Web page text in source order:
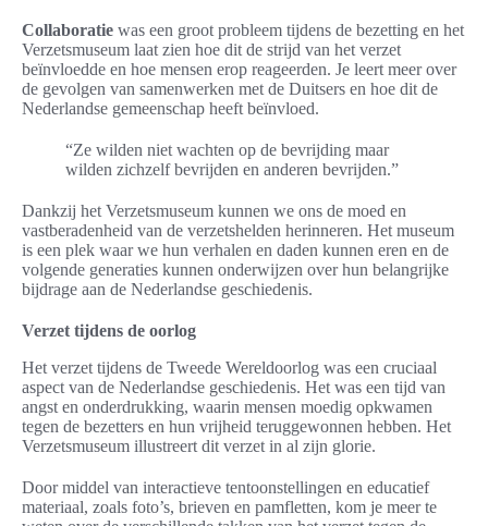
Collaboratie was een groot probleem tijdens de bezetting en het
Verzetsmuseum laat zien hoe dit de strijd van het verzet
beïnvloedde en hoe mensen erop reageerden. Je leert meer over
de gevolgen van samenwerken met de Duitsers en hoe dit de
Nederlandse gemeenschap heeft beïnvloed.
“Ze wilden niet wachten op de bevrijding maar
wilden zichzelf bevrijden en anderen bevrijden.”
Dankzij het Verzetsmuseum kunnen we ons de moed en
vastberadenheid van de verzetshelden herinneren. Het museum
is een plek waar we hun verhalen en daden kunnen eren en de
volgende generaties kunnen onderwijzen over hun belangrijke
bijdrage aan de Nederlandse geschiedenis.
Verzet tijdens de oorlog
Het verzet tijdens de Tweede Wereldoorlog was een cruciaal
aspect van de Nederlandse geschiedenis. Het was een tijd van
angst en onderdrukking, waarin mensen moedig opkwamen
tegen de bezetters en hun vrijheid teruggewonnen hebben. Het
Verzetsmuseum illustreert dit verzet in al zijn glorie.
Door middel van interactieve tentoonstellingen en educatief
materiaal, zoals foto’s, brieven en pamfletten, kom je meer te